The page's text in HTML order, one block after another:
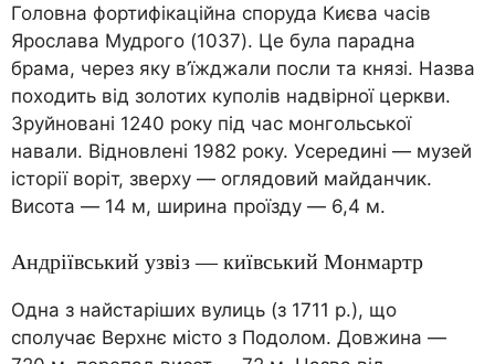
Головна фортифікаційна споруда Києва часів
Ярослава Мудрого (1037). Це була парадна
брама, через яку в’їжджали посли та князі. Назва
походить від золотих куполів надвірної церкви.
Зруйновані 1240 року під час монгольської
навали. Відновлені 1982 року. Усередині — музей
історії воріт, зверху — оглядовий майданчик.
Висота — 14 м, ширина проїзду — 6,4 м.
Андріївський узвіз — київський Монмартр
Одна з найстаріших вулиць (з 1711 р.), що
сполучає Верхнє місто з Подолом. Довжина —